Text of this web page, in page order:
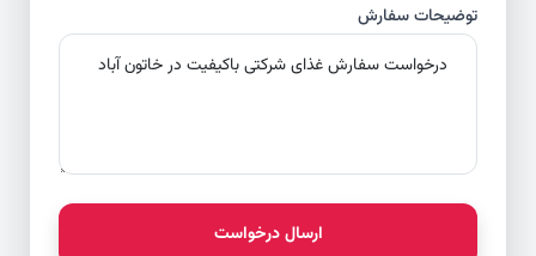
توضیحات سفارش
ارسال درخواست